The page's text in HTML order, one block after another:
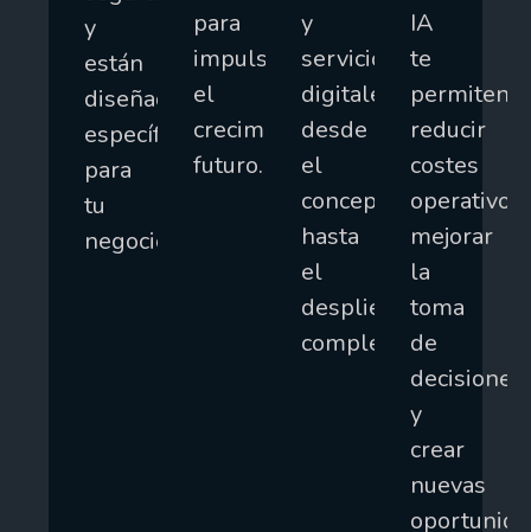
y
están
diseñadas
específicamente
para
tu
negocio.
para
impulsar
el
crecimiento
futuro.
y
servicios
digitales,
desde
el
concepto
hasta
el
despliegue
completo.
IA
te
permiten
reducir
costes
operativos,
mejorar
la
toma
de
decisiones
y
crear
nuevas